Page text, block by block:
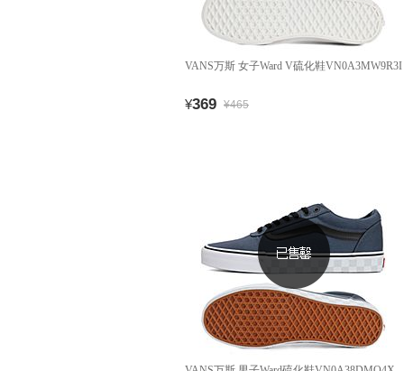
VANS万斯 女子Ward V硫化鞋VN0A3MW9R3I
¥369 ¥465